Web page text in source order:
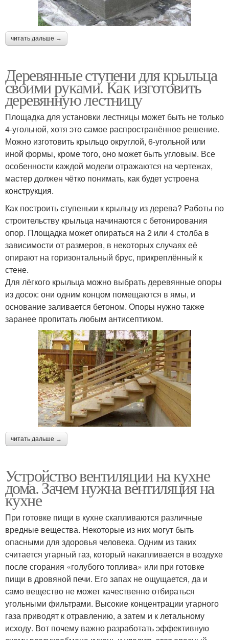
читать дальше →
Деревянные ступени для крыльца
своими руками. Как изготовить
деревянную лестницу
Площадка для установки лестницы может быть не только
4-угольной, хотя это самое распространённое решение.
Можно изготовить крыльцо округлой, 6-угольной или
иной формы, кроме того, оно может быть угловым. Все
особенности каждой модели отражаются на чертежах,
мастер должен чётко понимать, как будет устроена
конструкция.
Как построить ступеньки к крыльцу из дерева? Работы по
строительству крыльца начинаются с бетонирования
опор. Площадка может опираться на 2 или 4 столба в
зависимости от размеров, в некоторых случаях её
опирают на горизонтальный брус, прикреплённый к
стене.
Для лёгкого крыльца можно выбрать деревянные опоры
из досок: они одним концом помещаются в ямы, и
основание заливается бетоном. Опоры нужно также
заранее пропитать любым антисептиком.
читать дальше →
Устройство вентиляции на кухне
дома. Зачем нужна вентиляция на
кухне
При готовке пищи в кухне скапливаются различные
вредные вещества. Некоторые из них могут быть
опасными для здоровья человека. Одним из таких
считается угарный газ, который накапливается в воздухе
после сгорания «голубого топлива» или при готовке
пищи в дровяной печи. Его запах не ощущается, да и
само вещество не может качественно отбираться
угольными фильтрами. Высокие концентрации угарного
газа приводят к отравлению, а затем и к летальному
исходу. Вот почему важно разработать эффективную